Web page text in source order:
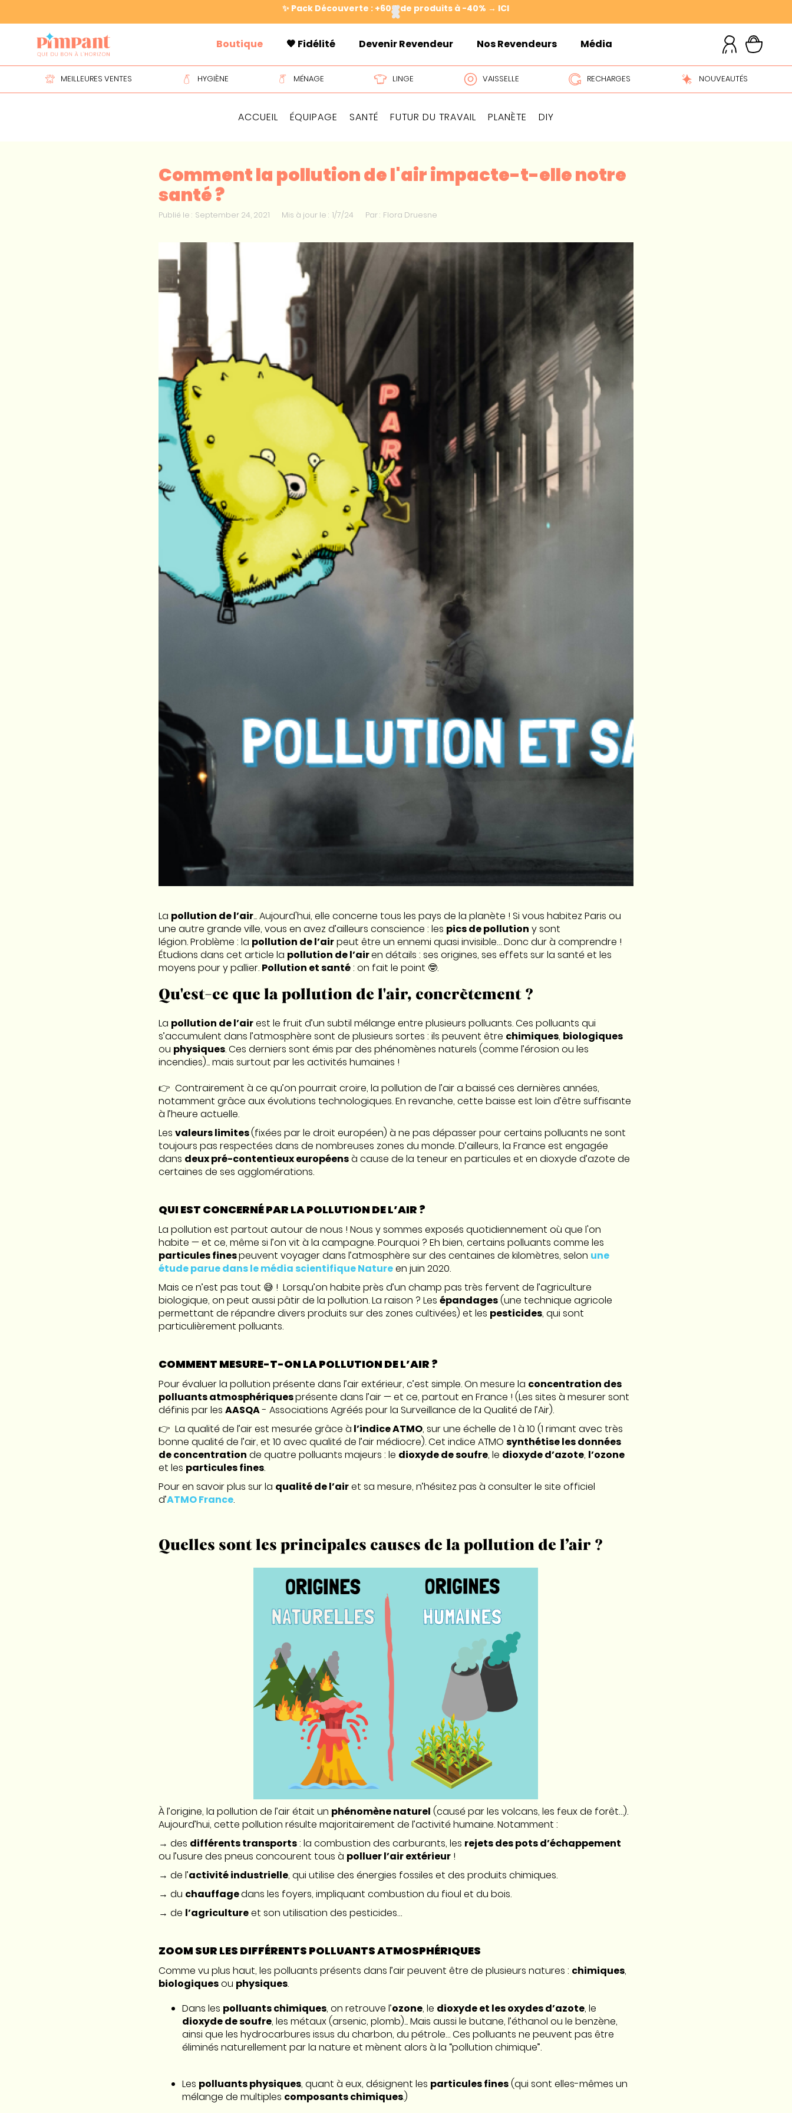
✨ Pack Découverte : +60€ de produits à -40% → ICI
Slide 2 of 2.
Boutique 🧡 Fidélité Devenir Revendeur Nos Revendeurs Média
MEILLEURES VENTES HYGIÈNE MÉNAGE LINGE VAISSELLE RECHARGES NOUVEAUTÉS
ACCUEIL ÉQUIPAGE SANTÉ FUTUR DU TRAVAIL PLANÈTE DIY
Comment la pollution de l'air impacte-t-elle notre
santé ?
Publié le : September 24, 2021 Mis à jour le : 1/7/24 Par : Flora Druesne
La pollution de l’air... Aujourd'hui, elle concerne tous les pays de la planète ! Si vous habitez Paris ou
une autre grande ville, vous en avez d’ailleurs conscience : les pics de pollution y sont
légion. Problème : la pollution de l’airpeut être un ennemi quasi invisible… Donc dur à comprendre !
Étudions dans cet article la pollution de l’airen détails : ses origines, ses effets sur la santé et les
moyens pour y pallier. Pollution et santé: on fait le point 🤓.
Qu'est-ce que la pollution de l'air, concrètement ?
La pollution de l’airest le fruit d’un subtil mélange entre plusieurs polluants. Ces polluants qui
s’accumulent dans l’atmosphère sont de plusieurs sortes : ils peuvent être chimiques, biologiques
ou physiques. Ces derniers sont émis par des phénomènes naturels (comme l’érosion ou les
incendies)... mais surtout par les activités humaines !
👉 Contrairement à ce qu’on pourrait croire, la pollution de l’air a baissé ces dernières années,
notamment grâce aux évolutions technologiques. En revanche, cette baisse est loin d’être suffisante
à l’heure actuelle.
Les valeurs limites(fixées par le droit européen) à ne pas dépasser pour certains polluants ne sont
toujours pas respectées dans de nombreuses zones du monde. D’ailleurs, la France est engagée
dans deux pré-contentieux européensà cause de la teneur en particules et en dioxyde d’azote de
certaines de ses agglomérations.
QUI EST CONCERNÉ PAR LA POLLUTION DE L’AIR ?
La pollution est partout autour de nous ! Nous y sommes exposés quotidiennement où que l'on
habite — et ce, même si l’on vit à la campagne. Pourquoi ? Eh bien, certains polluants comme les
particules finespeuvent voyager dans l’atmosphère sur des centaines de kilomètres, selon une
étude parue dans le média scientifique Natureen juin 2020.
Mais ce n’est pas tout 😅 ! Lorsqu’on habite près d’un champ pas très fervent de l’agriculture
biologique, on peut aussi pâtir de la pollution. La raison ? Les épandages(une technique agricole
permettant de répandre divers produits sur des zones cultivées) et les pesticides, qui sont
particulièrement polluants.
COMMENT MESURE-T-ON LA POLLUTION DE L’AIR ?
Pour évaluer la pollution présente dans l’air extérieur, c’est simple. On mesure la concentration des
polluants atmosphériquesprésente dans l’air — et ce, partout en France ! (Les sites à mesurer sont
définis par les AASQA- Associations Agréés pour la Surveillance de la Qualité de l’Air).
👉 La qualité de l’air est mesurée grâce à l’indice ATMO, sur une échelle de 1 à 10 (1 rimant avec très
bonne qualité de l’air, et 10 avec qualité de l’air médiocre). Cet indice ATMO synthétise les données
de concentration de quatre polluants majeurs : le dioxyde de soufre, le dioxyde d’azote, l’ozone
et les particules fines.
Pour en savoir plus sur la qualité de l’airet sa mesure, n’hésitez pas à consulter le site officiel
d’ATMO France.
Quelles sont les principales causes de la pollution de l’air ?
À l’origine, la pollution de l’air était un phénomène naturel (causé par les volcans, les feux de forêt…).
Aujourd’hui, cette pollution résulte majoritairement de l’activité humaine. Notamment :
→ des différents transports: la combustion des carburants, les rejets des pots d’échappement
ou l’usure des pneus concourent tous à polluer l’air extérieur!
→ de l’activité industrielle, qui utilise des énergies fossiles et des produits chimiques.
→ du chauffagedans les foyers, impliquant combustion du fioul et du bois.
→ de l’agricultureet son utilisation des pesticides…
ZOOM SUR LES DIFFÉRENTS POLLUANTS ATMOSPHÉRIQUES
Comme vu plus haut, les polluants présents dans l’air peuvent être de plusieurs natures : chimiques,
biologiquesou physiques.
Dans les polluants chimiques, on retrouve l’ozone, le dioxyde et les oxydes d’azote, le
dioxyde de soufre, les métaux (arsenic, plomb)... Mais aussi le butane, l’éthanol ou le benzène,
ainsi que les hydrocarbures issus du charbon, du pétrole… Ces polluants ne peuvent pas être
éliminés naturellement par la nature et mènent alors à la “pollution chimique”.
Les polluants physiques, quant à eux, désignent les particules fines(qui sont elles-mêmes un
mélange de multiples composants chimiques.)